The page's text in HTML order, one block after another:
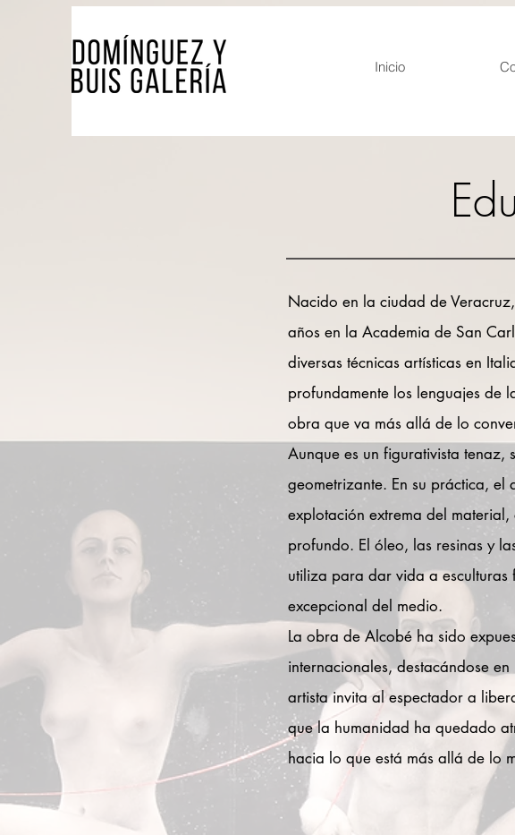
Inicio
Nacido en la ciudad de
años en la Academia de San
diversas técnicas artísticas en
profundamente los lenguajes de
obra que va más allá de lo
Aunque es un figurativista
geometrizante. En su práctica, el
explotación extrema del
profundo. El óleo, las resinas y
utiliza para dar vida a
excepcional del medio.
La obra de Alcobé ha sido
internacionales, destacándose en
artista invita al espectador a
que la humanidad ha quedado
hacia lo que está más allá de lo